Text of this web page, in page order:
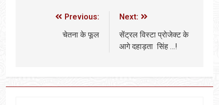
Previous:
चेतना के फूल
Next:
सेंट्रल विस्टा प्रोजेक्ट के
आगे दहाड़ता सिंह …!